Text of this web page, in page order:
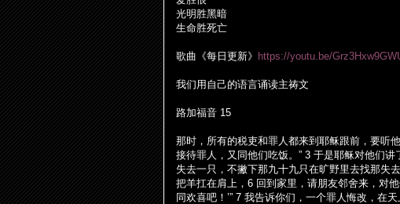
光明胜黑暗
生命胜死亡
歌曲《每日更新》 https://youtu.be/
我们用自己的语言诵读主祷文
路加福音 15
那时 ，所有的税吏和罪人都来到耶稣跟前，要听他
接待罪人，又同他们吃饭 。 ” 3 于是耶稣对他们讲
失去一只，不撇下那九十九只在旷野里去找那失
把羊扛在肩上， 6 回到家里， 请朋友邻舍来， 对他
同欢喜吧！ ’” 7 我告诉你们 ，一个罪人悔改，在